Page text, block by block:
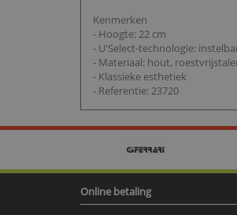
Kenmerken
- Hoogte: 22 cm
- U'Select-technologie:
- Materiaal: hout,
- Klassieke esthetiek
- Referentie: 23720
Online betaling